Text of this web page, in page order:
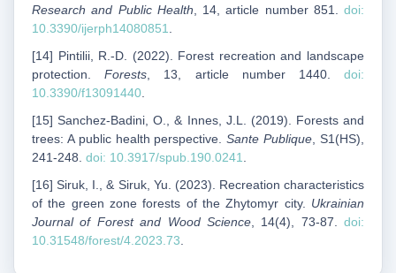
Research and Public Health , 14, article number 851. doi:
10.3390/ijerph14080851
[14] Pintilii, R.-D. (2022). Forest recreation and landscape
protection.Forests , 13, article number 1440.doi:
10.3390/f13091440
[15] Sanchez-Badini, O., & Innes, J.L. (2019). Forests and
trees: A public health perspective.Sante Publique , S1(HS),
241-248. doi: 10.3917/spub.190.0241
[16] Siruk, I., & Siruk, Yu. (2023). Recreation characteristics
of the green zone forests of the Zhytomyr city. Ukrainian
Journal of Forest and Wood Science, 14(4), 73-87. doi:
10.31548/forest/4.2023.73